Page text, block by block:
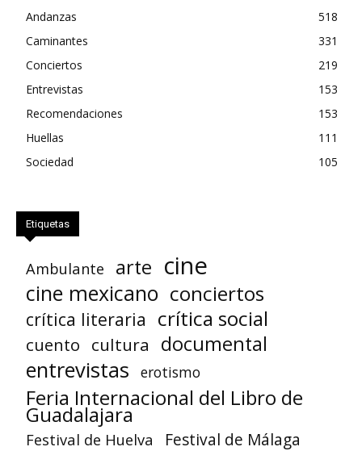
Andanzas
518
Caminantes
331
Conciertos
219
Entrevistas
153
Recomendaciones
153
Huellas
111
Sociedad
105
Etiquetas
Ambulante arte cine
cine mexicano conciertos
crítica literaria crítica social
cuento cultura documental
entrevistas erotismo
Feria Internacional del Libro de
Guadalajara
Festival de Huelva Festival de Málaga